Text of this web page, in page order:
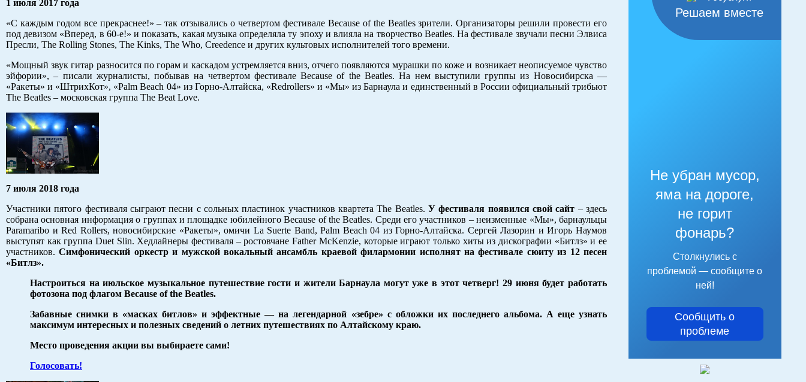
1 июля 2017 года
«С каждым годом все прекраснее!» – так отзывались о четвертом фестивале Because of the Beatles зрители. Организаторы решили провести его
под девизом «Вперед, в 60-е!» и показать, какая музыка определяла ту эпоху и влияла на творчество Beatles. На фестивале звучали песни Элвиса
Пресли, The Rolling Stones, The Kinks, The Who, Creedence и других культовых исполнителей того времени.
«Мощный звук гитар разносится по горам и каскадом устремляется вниз, отчего появляются мурашки по коже и возникает неописуемое чувство
эйфории», – писали журналисты, побывав на четвертом фестивале Because of the Beatles. На нем выступили группы из Новосибирска —
«Ракеты» и «ШтрихКот», «Palm Beach 04» из Горно-Алтайска, «Redrollers» и «Мы» из Барнаула и единственный в России официальный трибьют
The Beatles – московская группа The Beat Love.
7 июля 2018 года
Участники пятого фестиваля сыграют песни с сольных пластинок участников квартета The Beatles. У фестиваля появился свой сайт – здесь
собрана основная информация о группах и площадке юбилейного Because of the Beatles. Среди его участников – неизменные «Мы», барнаульцы
Paramaribo и Red Rollers, новосибирские «Ракеты», омичи La Suerte Band, Palm Beach 04 из Горно-Алтайска. Сергей Лазорин и Игорь Наумов
выступят как группа Duet Slin. Хедлайнеры фестиваля – ростовчане Father McKenzie, которые играют только хиты из дискографии «Битлз» и ее
участников.Симфонический оркестр и мужской вокальный ансамбль краевой филармонии исполнят на фестивале сюиту из 12 песен
«Битлз».
Настроиться на июльское музыкальное путешествие гости и жители Барнаула могут уже в этот четверг! 29 июня будет работать
фотозона под флагом Because of the Beatles.
Забавные снимки в «масках битлов» и эффектные — на легендарной «зебре» с обложки их последнего альбома. А еще узнать
максимум интересных и полезных сведений о летних путешествиях по Алтайскому краю.
Место проведения акции вы выбираете сами!
Голосовать!
Решаем вместе
Не убран мусор,
яма на дороге,
не горит
фонарь?
Столкнулись с
проблемой — сообщите о
ней!
Сообщить о
проблеме